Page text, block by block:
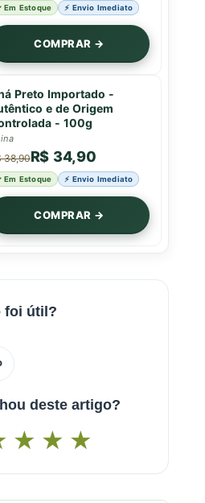
Em Estoque ⚡ Envio Imediato
COMPRAR →
Preto Importado -
e de Origem
- 100g
38,90R$ 34,90
Em Estoque ⚡ Envio Imediato
COMPRAR →
foi útil?
deste artigo?
★ ★ ★